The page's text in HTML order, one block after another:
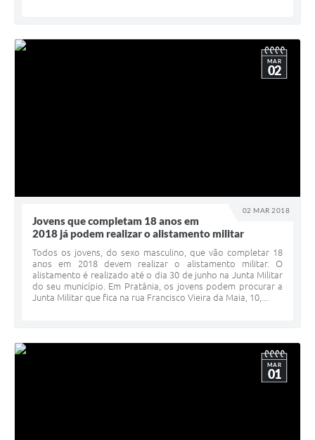
02 MAR 2018
MAR
02
Jovens que completam 18 anos em
2018 já podem realizar o alistamento militar
Todos os jovens, do sexo masculino, que vão completar 18
anos em 2018 devem realizar o alistamento militar. O
alistamento é realizado até o dia 30 de junho na Junta Militar
do seu município. Em Pratânia, os jovens podem procurar a
Junta Militar que fica na rua Francisco Vieira da Maia, 10,...
MAR
01